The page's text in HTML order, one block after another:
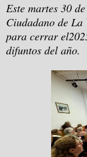
Este martes 30
Ciudadano de
para cerrar
difuntos del año.